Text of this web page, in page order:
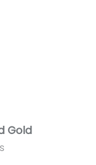
Gold